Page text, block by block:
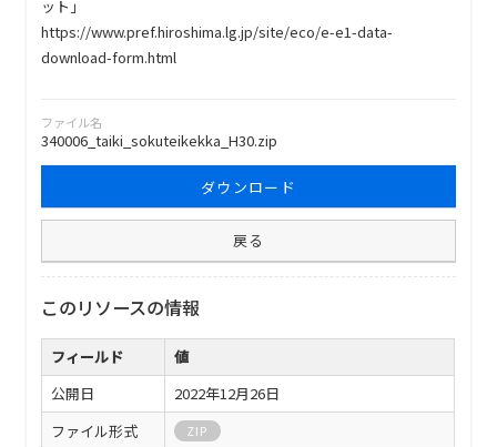
ット」
https://www.pref.hiroshima.lg.jp/site/eco/e-e1-data-
download-form.html
ファイル名
340006_taiki_sokuteikekka_H30.zip
ダウンロード
戻る
このリソースの情報
フィールド
値
公開日
2022年12月26日
ファイル形式
ZIP